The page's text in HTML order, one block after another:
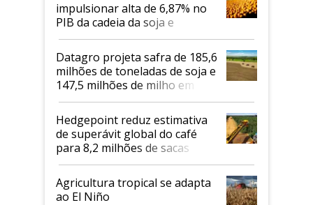
impulsionar alta de 6,87% no
PIB da cadeia da soja e
biodiesel em 2026
Datagro projeta safra de 185,6
milhões de toneladas de soja e
147,5 milhões de milho em
2026/27
Hedgepoint reduz estimativa
de superávit global do café
para 8,2 milhões de sacas
Agricultura tropical se adapta
ao El Niño